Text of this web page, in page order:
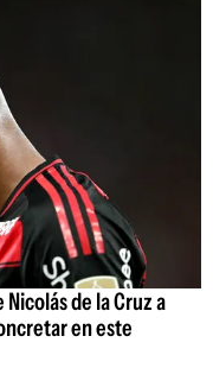
de la Cruz a
en este